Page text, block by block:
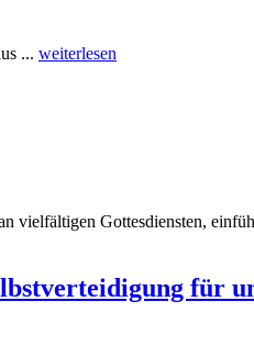
... weiterlesen
vielfältigen Gottesdiensten,
für